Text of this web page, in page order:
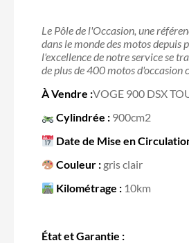
Le Pôle de l'Occasion, une
dans le monde des motos depuis
l'excellence de notre service se
de plus de 400 motos d'occasion
À Vendre :VOGE 900 DSX
Cylindrée : 900cm2
Date de Mise en
Couleur : gris clair
Kilométrage : 10km
État et Garantie :